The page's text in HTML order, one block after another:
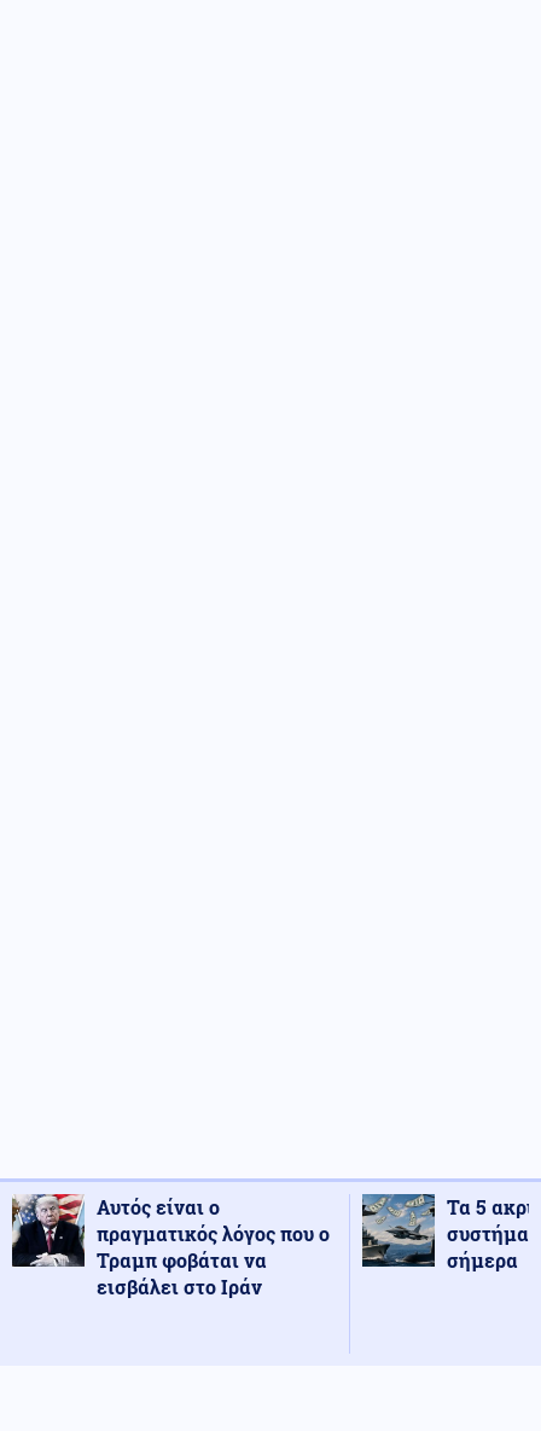
Αυτός είναι ο
πραγματικός λόγος που ο
Τραμπ φοβάται να
εισβάλει στο Ιράν
Τα 5
σήμερα